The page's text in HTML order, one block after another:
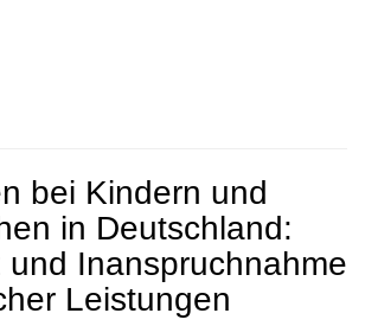
bei Kindern und
in Deutschland:
und Inanspruchnahme
Leistungen